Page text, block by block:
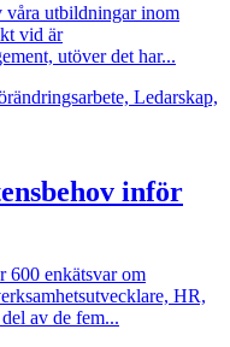
våra utbildningar inom
vid är
utöver det har...
Ledarskap,
inför
600 enkätsvar om
HR,
av de fem...